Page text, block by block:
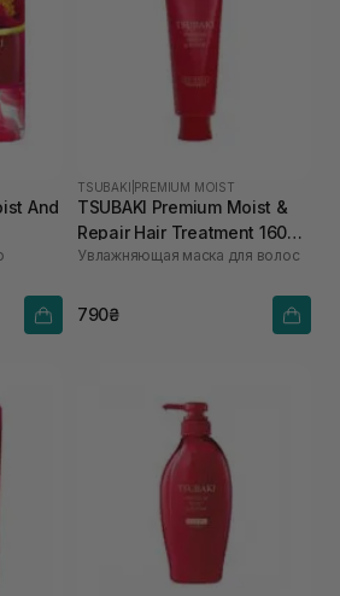
And
TSUBAKI PREMIUM MOIST
TSUBAKI Premium Moist &
Repair Hair Treatment 160
мл
Увлажняющая маска для волос
790₴